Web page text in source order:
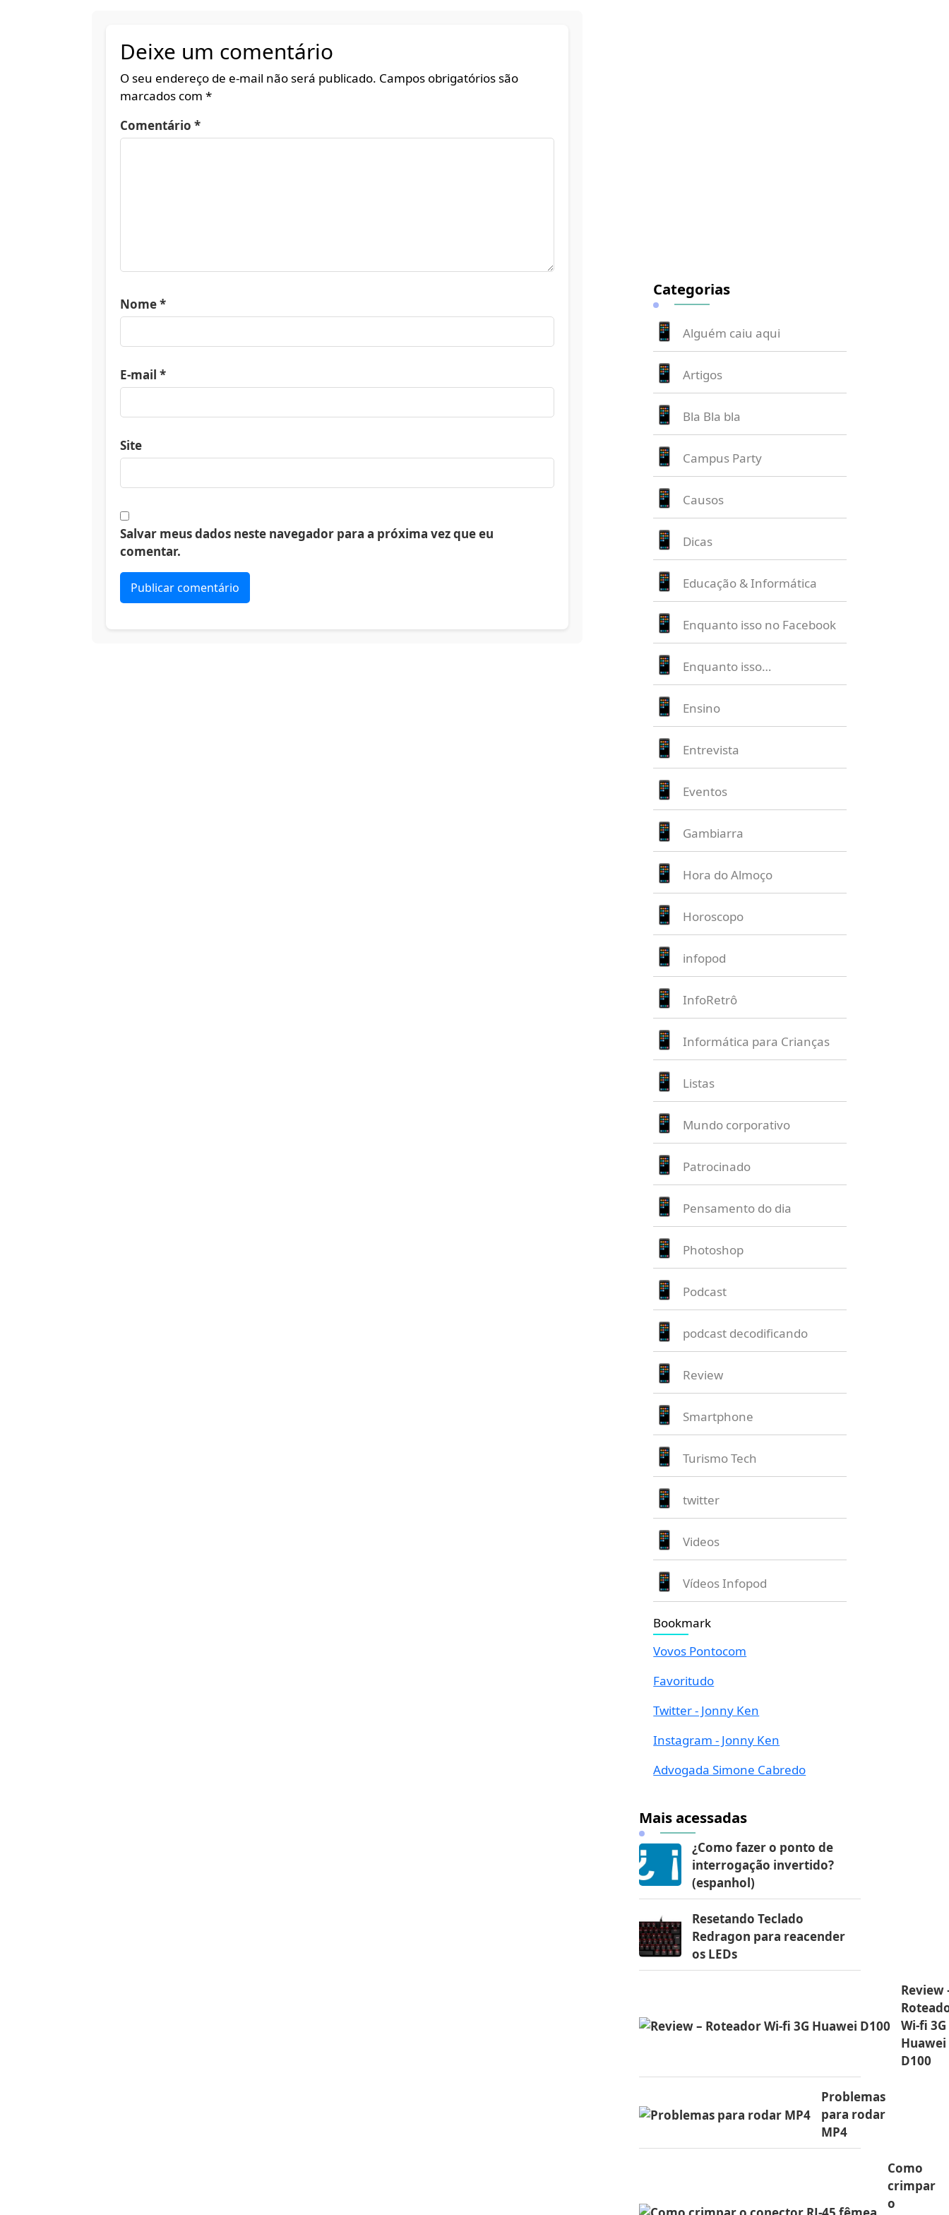
Deixe um comentário
O seu endereço de e-mail não será publicado. Campos obrigatórios são
marcados com *
Comentário *
Nome*
E-mail *
Site
Salvar meus dados neste navegador para a próxima vez que eu
comentar.
Categorias
Alguém caiu aqui
Artigos
Bla Bla bla
Campus Party
Causos
Dicas
Educação & Informática
Enquanto isso no Facebook
Enquanto isso…
Ensino
Entrevista
Eventos
Gambiarra
Hora do Almoço
Horoscopo
infopod
InfoRetrô
Informática para Crianças
Listas
Mundo corporativo
Patrocinado
Pensamento do dia
Photoshop
Podcast
podcast decodificando
Review
Smartphone
Turismo Tech
twitter
Videos
Vídeos Infopod
Bookmark
Vovos Pontocom
Favoritudo
Twitter - Jonny Ken
Instagram - Jonny Ken
Advogada Simone Cabredo
Mais acessadas
¿Como fazer o ponto de
interrogação invertido?
(espanhol)
Resetando Teclado
Redragon para reacender
os LEDs
Review
Wi-fi 3G
Huawei
D100
Problemas
para rodar
MP4
Como
crimpar
o